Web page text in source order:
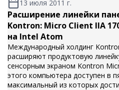
13 июля 2011 г.
Расширение линейки
Kontron: Micro Client IIA
на Intel Atom
Международный холдинг
расширяют продуктовую
сенсорным экраном Kontron
этого компьютера доступен в
максимальный из которых